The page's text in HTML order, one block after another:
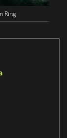
Ring